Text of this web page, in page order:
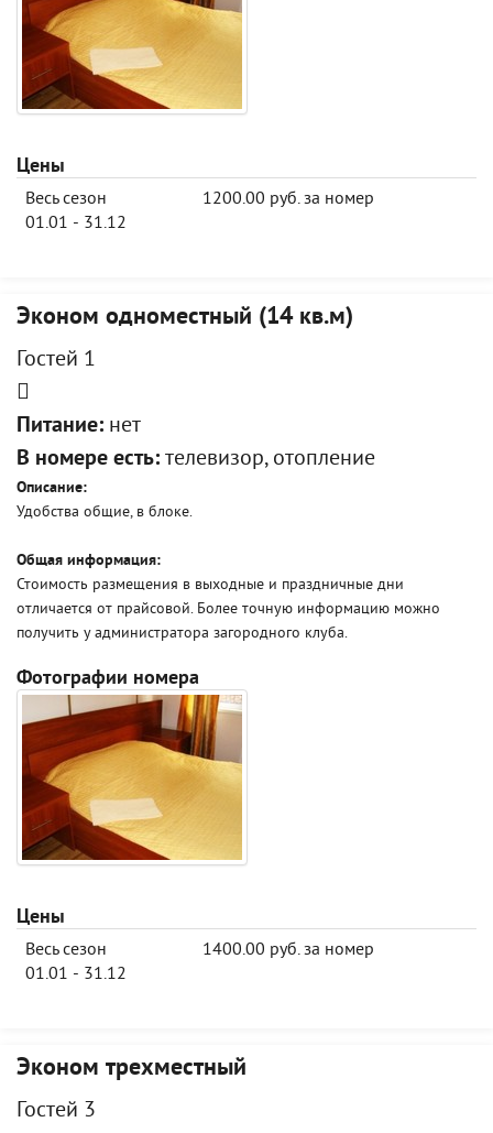
Цены
Весь сезон
01.01 - 31.12
1200.00 руб. за номер
Эконом одноместный (14 кв.м)
Гостей 1
Питание: нет
В номере есть: телевизор, отопление
Описание:
Удобства общие, в блоке.
Общая информация:
Стоимость размещения в выходные и праздничные дни
отличается от прайсовой. Более точную информацию можно
получить у администратора загородного клуба.
Фотографии номера
Цены
Весь сезон
01.01 - 31.12
1400.00 руб. за номер
Эконом трехместный
Гостей 3